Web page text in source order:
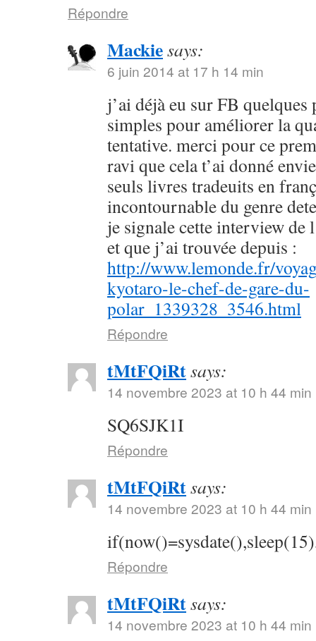
Répondre
Mackiesays:
6 juin 2014 at 17 h 14 min
j’ai déjà eu sur FB quelques
simples pour améliorer la
tentative. merci pour ce
ravi que cela t’ai donné
seuls livres tradeuits en
incontournable du genre
je signale cette interview de
et que j’ai trouvée depuis :
http://www.lemonde.fr/
kyotaro-le-chef-de-gare-du-
polar_1339328_3546.html
Répondre
tMtFQiRtsays:
14 novembre 2023 at 10 h 44 min
SQ6SJK1I
Répondre
tMtFQiRtsays:
14 novembre 2023 at 10 h 44 min
Répondre
tMtFQiRtsays:
14 novembre 2023 at 10 h 44 min